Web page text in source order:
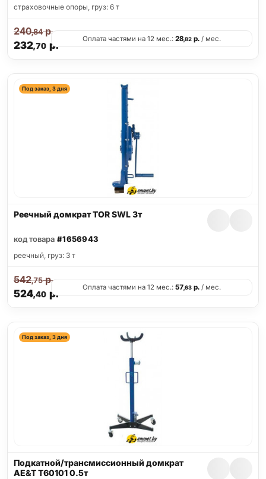
страховочные опоры, груз: 6 т
232,70р.
240,84р.
Оплата частями на 12 мес.: 28,82 р. / мес.
Под заказ, 3 дня
Реечный домкрат TOR SWL 3т
код товара #1656943
реечный, груз: 3 т
524,40р.
542,75р.
Оплата частями на 12 мес.: 57,63 р. / мес.
Под заказ, 3 дня
Подкатной/трансмиссионный домкрат
AE&T T60101 0.5т